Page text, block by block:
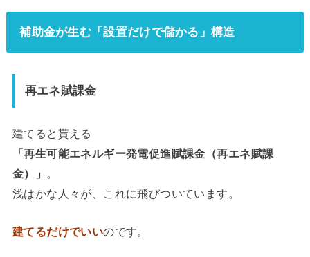
補助金が生む「設置だけで儲かる」構造
再エネ賦課金
建てると貰える
「再生可能エネルギー発電促進賦課金（再エネ賦課
金）」
。
浅はかな人々が、これに飛びついています。
建てるだけでいいのです。